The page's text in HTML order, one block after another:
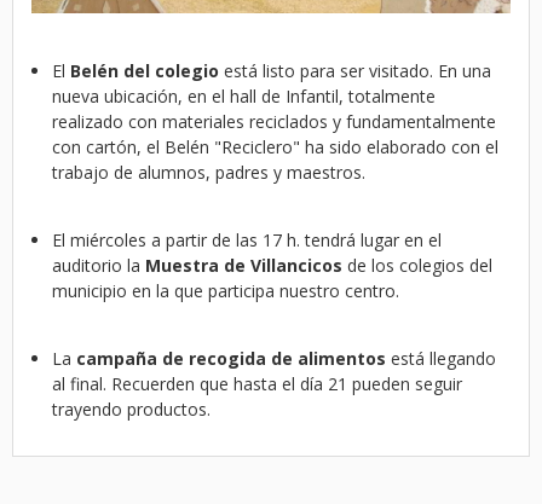
El Belén del colegio está listo para ser visitado. En una
nueva ubicación, en el hall de Infantil, totalmente
realizado con materiales reciclados y fundamentalmente
con cartón, el Belén "Reciclero" ha sido elaborado con el
trabajo de alumnos, padres y maestros.
El miércoles a partir de las 17 h. tendrá lugar en el
auditorio la Muestra de Villancicos de los colegios del
municipio en la que participa nuestro centro.
La campaña de recogida de alimentos está llegando
al final. Recuerden que hasta el día 21 pueden seguir
trayendo productos.